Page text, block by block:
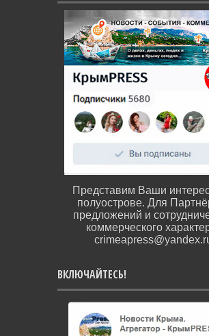
Представим Ваши
полуострове. Для
предложений и
коммерческого
ВКЛЮЧАЙТЕСЬ!